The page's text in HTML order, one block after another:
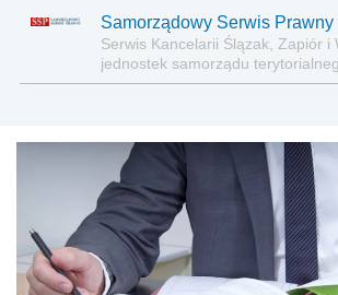
Samorządowy Serwis Prawny
Serwis Kancelarii Ślązak, Zapiór i
jednostek samorządu